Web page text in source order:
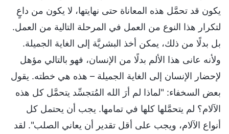
يكون قد تحمَّل هذه المعاناة حتى نهايتها، لا يكون من داعٍ
لتكرار هذا النوع من العمل في المرحلة التالية من العمل.
بل بدلًا من ذلك، يمكن أخذ البشريَّة إلى الغاية الجميلة.
ولأنه عانى هذا الألم بدلًا من الإنسان، فهو بالتالي مؤهل
لإحضار الإنسان إلى الغاية الجميلة – هذه هي خطته. يقول
بعض السخفاء: "لماذا لم أرَ الله المُتجسِّد يتحمَّل كل هذه
الآلام؟ لم يتحمَّلها كلها في تمامها. يجب أن يحتمل كل
أنواع الآلام، ويجب على أقل تقدير أن يعاني الصلب". لقد